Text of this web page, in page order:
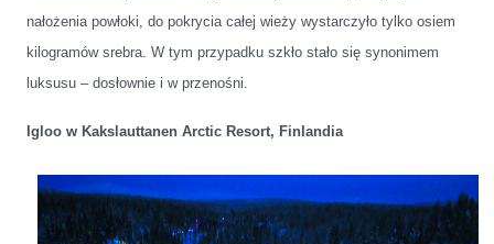
nałożenia powłoki, do pokrycia całej wieży wystarczyło tylko osiem
kilogramów srebra. W tym przypadku szkło stało się synonimem
luksusu – dosłownie i w przenośni.
Igloo w Kakslauttanen Arctic Resort, Finlandia